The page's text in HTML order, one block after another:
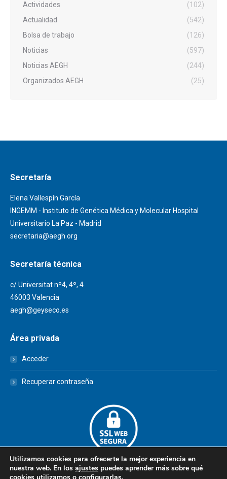
Actividades
(102)
Actualidad
(542)
Bolsa de trabajo
(126)
Noticias
(597)
Noticias AEGH
(244)
Organizados AEGH
(25)
Secretaría
Elena Vallespín García
INGEMM - Instituto de Genética Médica y Molecular Hospital
Universitario La Paz - Madrid
secretaria@aegh.org
Secretaría técnica
c/ Universitat nº4, 4º, 4
46003 Valencia
aegh@geyseco.es
Área privada
Acceder
Recuperar contraseña
Utilizamos cookies para ofrecerte la mejor experiencia en
nuestra web. En los ajustes puedes aprender más sobre qué